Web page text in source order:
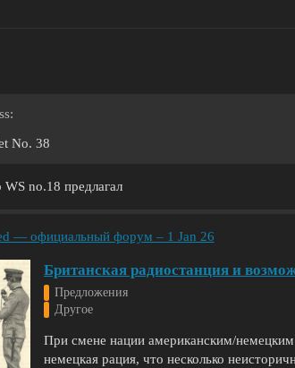
No. 38
no.18 предлагал
— официальный форум – 1 Jan 26
Британская радиостанция и
Предложения
Другое
При смене нации американским/
немецкая рация, что несколько